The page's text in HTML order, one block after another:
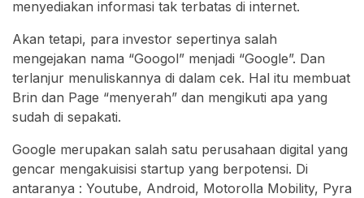
menyediakan informasi tak terbatas di internet.
Akan tetapi, para investor sepertinya salah
mengejakan nama “Googol” menjadi “Google”. Dan
terlanjur menuliskannya di dalam cek. Hal itu membuat
Brin dan Page “menyerah” dan mengikuti apa yang
sudah di sepakati.
Google merupakan salah satu perusahaan digital yang
gencar mengakuisisi startup yang berpotensi. Di
antaranya : Youtube, Android, Motorolla Mobility, Pyra